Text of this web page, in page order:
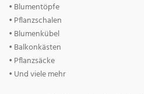
• Blumentöpfe
• Pflanzschalen
• Blumenkübel
• Balkonkästen
• Pflanzsäcke
• Und viele mehr